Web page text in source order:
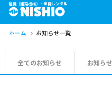
建機（建設機械）・重機レンタル
商品一覧
問合せ依頼リスト
エリア情
ホーム お知らせ一覧
全てのお知らせ お知らせ